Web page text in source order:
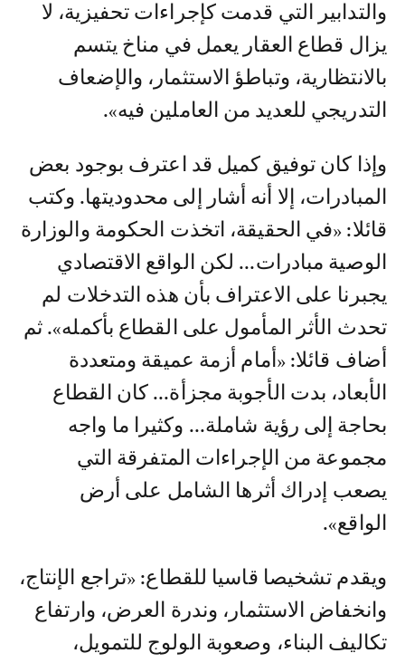
والتدابير التي قدمت كإجراءات تحفيزية، لا
يزال قطاع العقار يعمل في مناخ يتسم
بالانتظارية، وتباطؤ الاستثمار، والإضعاف
التدريجي للعديد من العاملين فيه».
وإذا كان توفيق كميل قد اعترف بوجود بعض
المبادرات، إلا أنه أشار إلى محدوديتها. وكتب
قائلا: «في الحقيقة، اتخذت الحكومة والوزارة
الوصية مبادرات... لكن الواقع الاقتصادي
يجبرنا على الاعتراف بأن هذه التدخلات لم
تحدث الأثر المأمول على القطاع بأكمله». ثم
أضاف قائلا: «أمام أزمة عميقة ومتعددة
الأبعاد، بدت الأجوبة مجزأة... كان القطاع
بحاجة إلى رؤية شاملة... وكثيرا ما واجه
مجموعة من الإجراءات المتفرقة التي
يصعب إدراك أثرها الشامل على أرض
الواقع».
ويقدم تشخيصا قاسيا للقطاع: «تراجع الإنتاج،
وانخفاض الاستثمار، وندرة العرض، وارتفاع
تكاليف البناء، وصعوبة الولوج للتمويل،